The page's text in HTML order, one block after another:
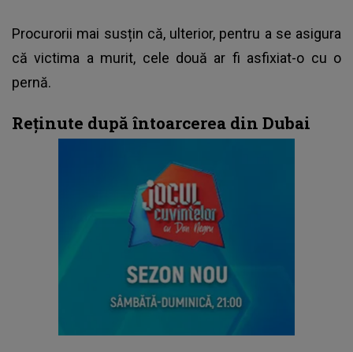
Procurorii mai susțin că, ulterior, pentru a se asigura
că victima a murit, cele două ar fi asfixiat-o cu o
pernă.
Reținute după întoarcerea din Dubai